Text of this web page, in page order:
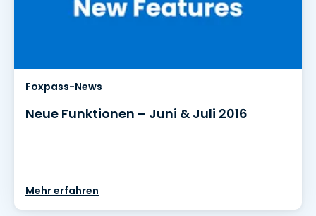
Foxpass-News
Neue Funktionen – Juni & Juli 2016
Mehr erfahren